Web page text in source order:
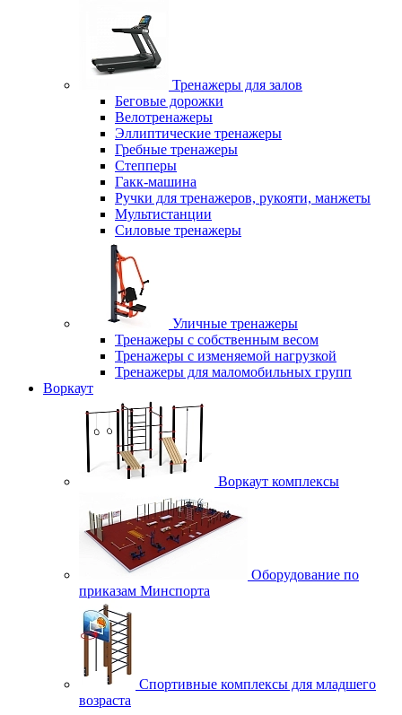
Тренажеры для залов
Беговые дорожки
Велотренажеры
Эллиптические тренажеры
Гребные тренажеры
Степперы
Гакк-машина
Ручки для тренажеров, рукояти, манжеты
Мультистанции
Силовые тренажеры
Уличные тренажеры
Тренажеры с собственным весом
Тренажеры с изменяемой нагрузкой
Тренажеры для маломобильных групп
Воркаут
Воркаут комплексы
Оборудование по
приказам Минспорта
Спортивные комплексы для младшего
возраста